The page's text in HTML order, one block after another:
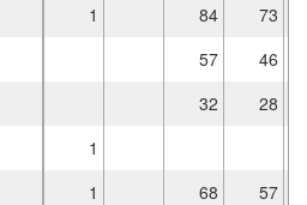
1 84
73
57
46
32
28
1
1 68
57